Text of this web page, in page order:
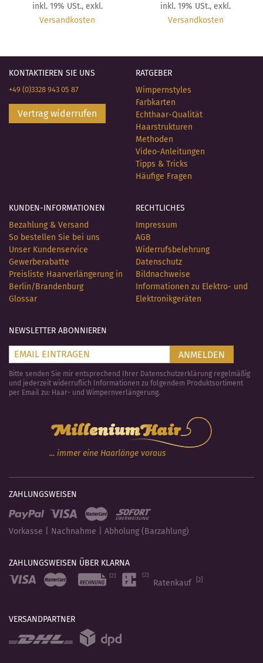
inkl. 19% USt., exkl.
Versandkosten
inkl. 19% USt.,exkl.
Versandkosten
KONTAKTIEREN SIE UNS
+49 (0)3328 943 05 87
Vertrag widerrufen
RATGEBER
Wimpernstyles
Farbkarten
Echthaar-Qualität
Haarstrukturen
Methoden
Video-Anleitungen
Tipps & Tricks
Häufige Fragen
KUNDEN-INFORMATIONEN
Bezahlung & Versand
So bestellen Sie bei uns
Unser Kundenservice
Gewerberabatte
Preisliste Haarverlängerung in
Berlin/Brandenburg
Glossar
RECHTLICHES
Impressum
AGB
Widerrufsbelehrung
Datenschutz
Bildnachweise
Informationen zu Elektro- und
Elektronikgeräten
NEWSLETTER ABONNIEREN
ANMELDEN
Bitte senden Sie mir entsprechend Ihrer Datenschutzerklärung regelmäßig
und jederzeit widerruflich Informationen zu folgendem Produktsortiment
per Email zu: Haar- und Wimpernverlängerung.
... immer eine Haarlänge voraus
ZAHLUNGSWEISEN
Vorkasse | Nachnahme | Abholung (Barzahlung)
ZAHLUNGSWEISEN ÜBER KLARNA
Ratenkauf
[2]
VERSANDPARTNER